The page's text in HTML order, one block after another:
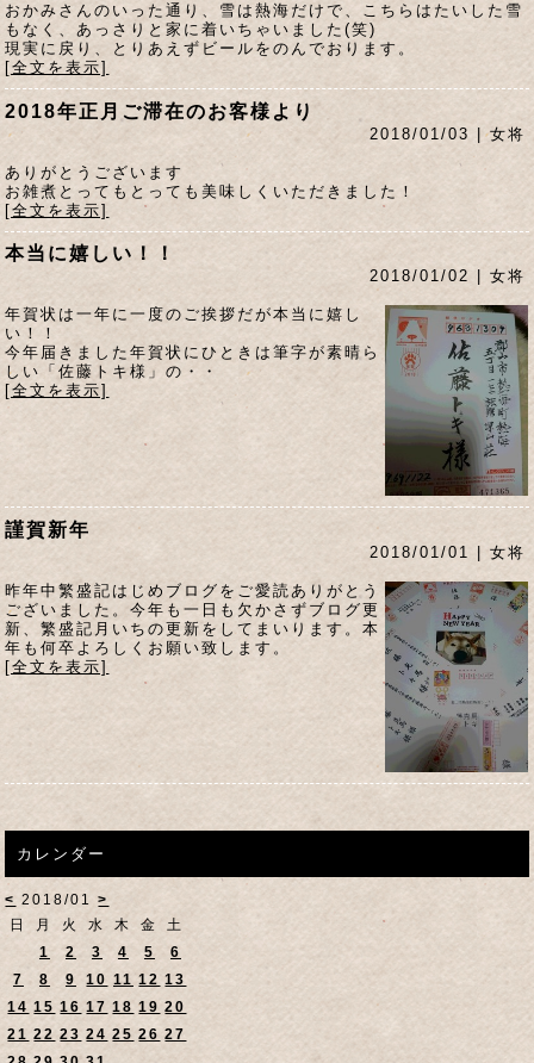
おかみさんのいった通り、雪は熱海だけで、こちらはたいした雪
もなく、あっさりと家に着いちゃいました(笑)
現実に戻り、とりあえずビールをのんでおります。
[全文を表示]
2018年正月ご滞在のお客様より
2018/01/03 | 女将
ありがとうございます
お雑煮とってもとっても美味しくいただきました！
[全文を表示]
本当に嬉しい！！
2018/01/02 | 女将
年賀状は一年に一度のご挨拶だが本当に嬉し
い！！
今年届きました年賀状にひときは筆字が素晴ら
しい「佐藤トキ様」の・・
[全文を表示]
謹賀新年
2018/01/01 | 女将
昨年中繁盛記はじめブログをご愛読ありがとう
ございました。今年も一日も欠かさずブログ更
新、繁盛記月いちの更新をしてまいります。本
年も何卒よろしくお願い致します。
[全文を表示]
カレンダー
< 2018/01>
日
月 火 水 木 金
土
1
2 3 4 5
6
7
8 9 10 11 12 13
14 15 16 17 18 19 20
21 22 23 24 25 26 27